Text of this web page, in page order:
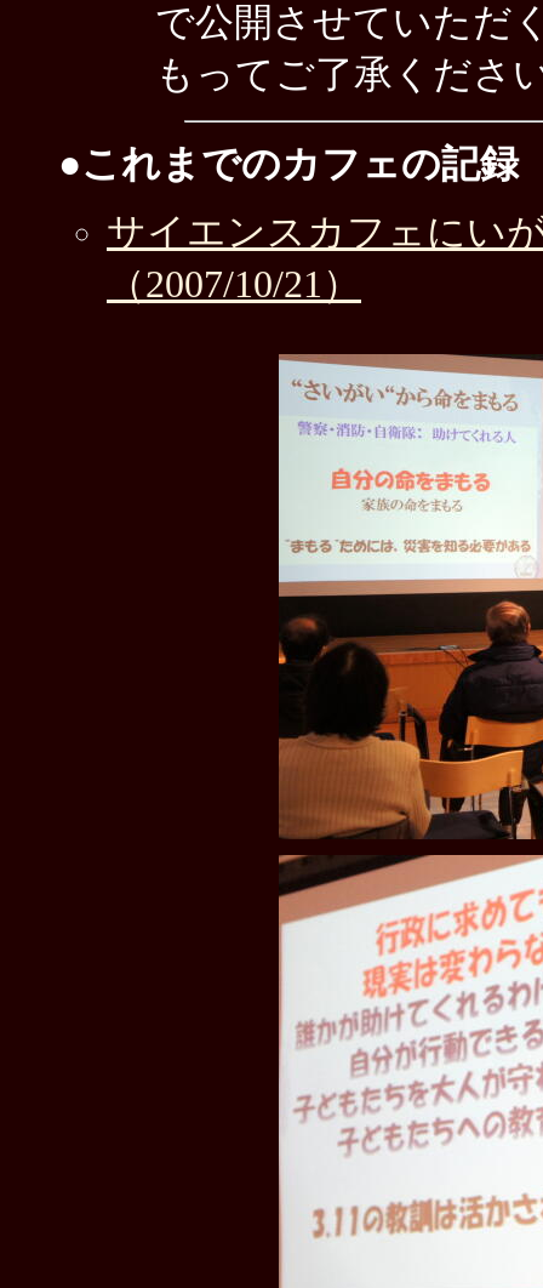
で公開させていただ
もってご了承くださ
●これまでのカフェの記録
サイエンスカフェにい
（2007/10/21）